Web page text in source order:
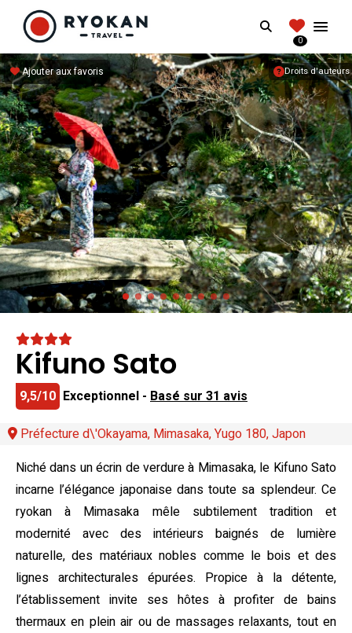
RYOKANTRAVEL
Vivez l'expérience authentique d'un Ryokan
Search
0
Droits d'auteurs
Ajouter aux favoris
Kifuno Sato
9,5/10 Exceptionnel - Basé sur 31 avis
Préfecture d\'Okayama, Mimasaka, Yugo 180, Japon
Niché dans un écrin de verdure à Mimasaka, le Kifuno Sato
incarne l’élégance japonaise dans toute sa splendeur. Ce
ryokan à Mimasaka mêle subtilement tradition et
modernité avec des intérieurs baignés de lumière
naturelle, des matériaux nobles comme le bois et des
lignes architecturales épurées. Propice à la détente,
l’établissement invite ses hôtes à profiter de bains
thermaux en plein air ou de massages relaxants, tout en